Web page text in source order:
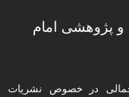
پژوهشی امام
در خصوص نشریات